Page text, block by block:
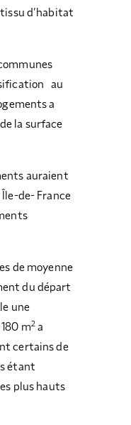
d’habitat
au
a
la surface
auraient
de- France
de moyenne
du départ
une
m2a
certains de
étant
plus hauts